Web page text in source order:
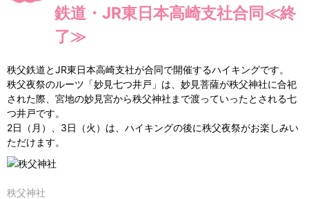
鉄道・JR東日本高崎支社合同≪終
了≫
秩父鉄道とJR東日本高崎支社が合同で開催するハイキングです。
秩父夜祭のルーツ「妙見七つ井戸」は、妙見菩薩が秩父神社に合祀
された際、宮地の妙見宮から秩父神社まで渡っていったとされる七
つ井戸です。
2日（月）、3日（火）は、ハイキングの後に秩父夜祭がお楽しみい
ただけます。
秩父神社